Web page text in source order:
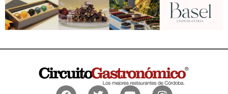
FacebookTwitterYoutubeInstagram